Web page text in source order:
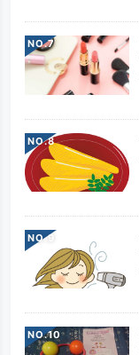
NO.
NO.
NO.
NO.